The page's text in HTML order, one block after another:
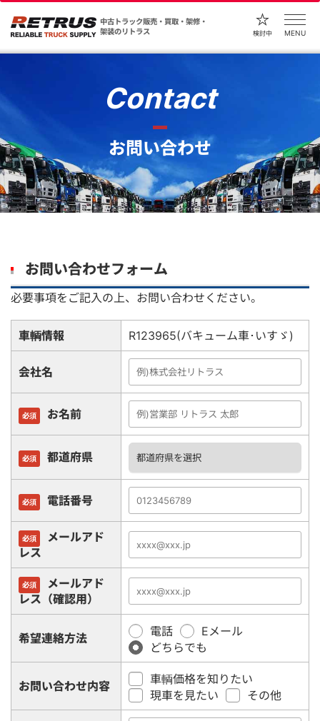
中古トラック販売・買取・架修・
架装のリトラス
検討中 MENU
Contact
お問い合わせ
お問い合わせフォーム
必要事項をご記入の上、お問い合わせください。
車輌情報 R123965(バキューム車･いすゞ)
会社名
必須 お名前
必須 都道府県
必須 電話番号
必須
メールアド
レス
必須
メールアド
レス（確認用）
希望連絡方法
電話
Eメール
どちらでも
お問い合わせ内容
車輌価格を知りたい
現車を見たい
その他